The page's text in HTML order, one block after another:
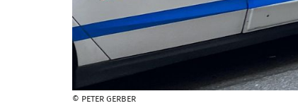
© PETER GERBER